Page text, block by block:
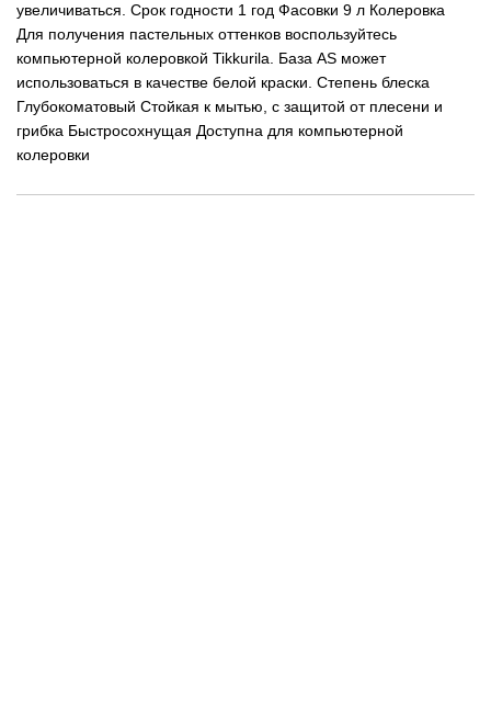
увеличиваться. Срок годности 1 год Фасовки 9 л Колеровка
Для получения пастельных оттенков воспользуйтесь
компьютерной колеровкой Tikkurila. База AS может
использоваться в качестве белой краски. Степень блеска
Глубокоматовый Стойкая к мытью, с защитой от плесени и
грибка Быстросохнущая Доступна для компьютерной
колеровки